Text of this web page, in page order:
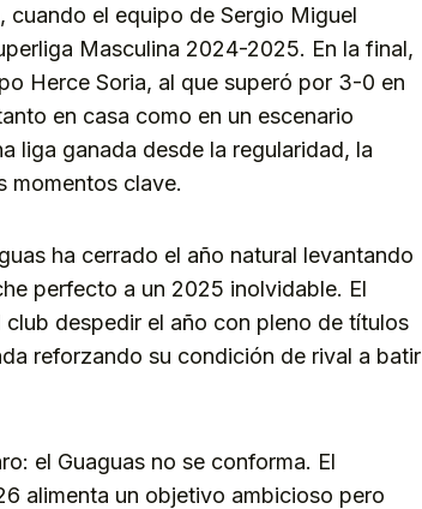
el equipo de Sergio Miguel
Masculina 2024-2025. En la final,
Herce Soria, al que superó por 3-0 en
en casa como en un escenario
liga ganada desde la regularidad, la
momentos clave.
ha cerrado el año natural levantando
perfecto a un 2025 inolvidable. El
despedir el año con pleno de títulos
reforzando su condición de rival a batir
el Guaguas no se conforma. El
alimenta un objetivo ambicioso pero